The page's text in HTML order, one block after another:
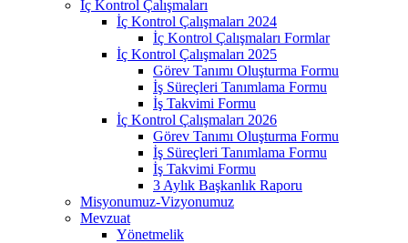
İç Kontrol Çalışmaları
İç Kontrol Çalışmaları 2024
İç Kontrol Çalışmaları Formlar
İç Kontrol Çalışmaları 2025
Görev Tanımı Oluşturma Formu
İş Süreçleri Tanımlama Formu
İş Takvimi Formu
İç Kontrol Çalışmaları 2026
Görev Tanımı Oluşturma Formu
İş Süreçleri Tanımlama Formu
İş Takvimi Formu
3 Aylık Başkanlık Raporu
Misyonumuz-Vizyonumuz
Mevzuat
Yönetmelik